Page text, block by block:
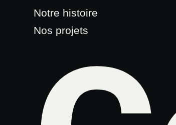
Notre histoire
Nos projets